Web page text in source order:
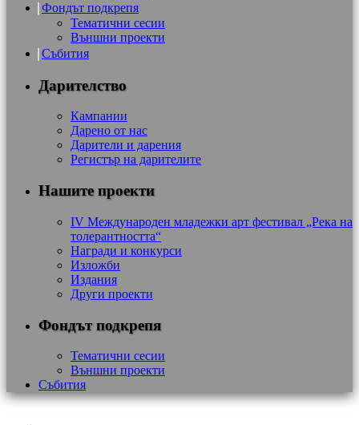
Фондът подкрепя
Тематични сесии
Външни проекти
Събития
Дарителство
Кампании
Дарено от нас
Дарители и дарения
Регистър на дарителите
Нашите проекти
IV Международен младежки арт фестивал „Река на
толерантността“
Награди и конкурси
Изложби
Издания
Други проекти
Фондът подкрепя
Тематични сесии
Външни проекти
Събития